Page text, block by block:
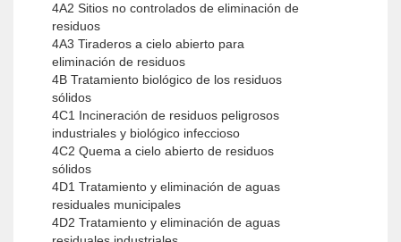
4A2 Sitios no controlados de eliminación de
residuos
4A3 Tiraderos a cielo abierto para
eliminación de residuos
4B Tratamiento biológico de los residuos
sólidos
4C1 Incineración de residuos peligrosos
industriales y biológico infeccioso
4C2 Quema a cielo abierto de residuos
sólidos
4D1 Tratamiento y eliminación de aguas
residuales municipales
4D2 Tratamiento y eliminación de aguas